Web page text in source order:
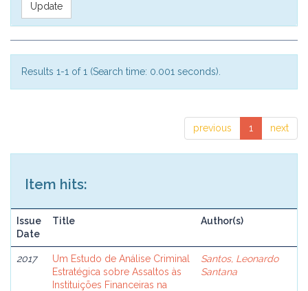
Results 1-1 of 1 (Search time: 0.001 seconds).
previous 1 next
Item hits:
Issue
Date
Title Author(s)
2017
Um Estudo de Análise Criminal
Estratégica sobre Assaltos às
Instituições Financeiras na
Santos, Leonardo
Santana